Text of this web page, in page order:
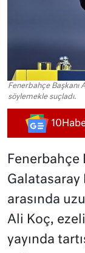
Fenerbahçe Başkanı
söylemekle suçladı.
Fenerbahçe
Galatasaray
arasında
Ali Koç,
yayında